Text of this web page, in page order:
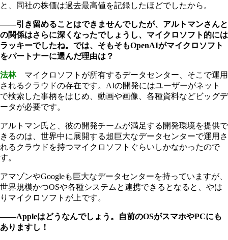
と、同社の株価は過去最高値を記録したほどでしたから。
――引き留めることはできませんでしたが、アルトマンさんと
の関係はさらに深くなったでしょうし、マイクロソフト的には
ラッキーでしたね。では、そもそもOpenAIがマイクロソフト
をパートナーに選んだ理由は？
法林マイクロソフトが所有するデータセンター、そこで運用
されるクラウドの存在です。AIの開発にはユーザーがネット
で検索した事柄をはじめ、動画や画像、各種資料などビッグデ
ータが必要です。
アルトマン氏と、彼の開発チームが満足する開発環境を提供で
きるのは、世界中に展開する超巨大なデータセンターで運用さ
れるクラウドを持つマイクロソフトぐらいしかなかったので
す。
アマゾンやGoogleも巨大なデータセンターを持っていますが、
世界規模かつOSや各種システムと連携できるとなると、やは
りマイクロソフトが上です。
――Appleはどうなんでしょう。自前のOSがスマホやPCにも
ありますし！